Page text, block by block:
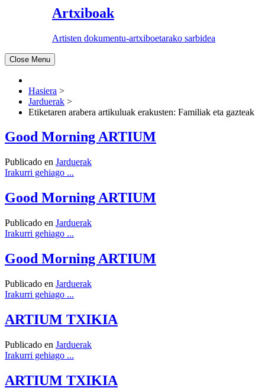
Artxiboak
Artisten dokumentu-artxiboetarako sarbidea
Close Menu
Hasiera >
Jarduerak >
Etiketaren arabera artikuluak erakusten: Familiak eta gazteak
Good Morning ARTIUM
Publicado en Jarduerak
Irakurri gehiago ...
Good Morning ARTIUM
Publicado en Jarduerak
Irakurri gehiago ...
Good Morning ARTIUM
Publicado en Jarduerak
Irakurri gehiago ...
ARTIUM TXIKIA
Publicado en Jarduerak
Irakurri gehiago ...
ARTIUM TXIKIA